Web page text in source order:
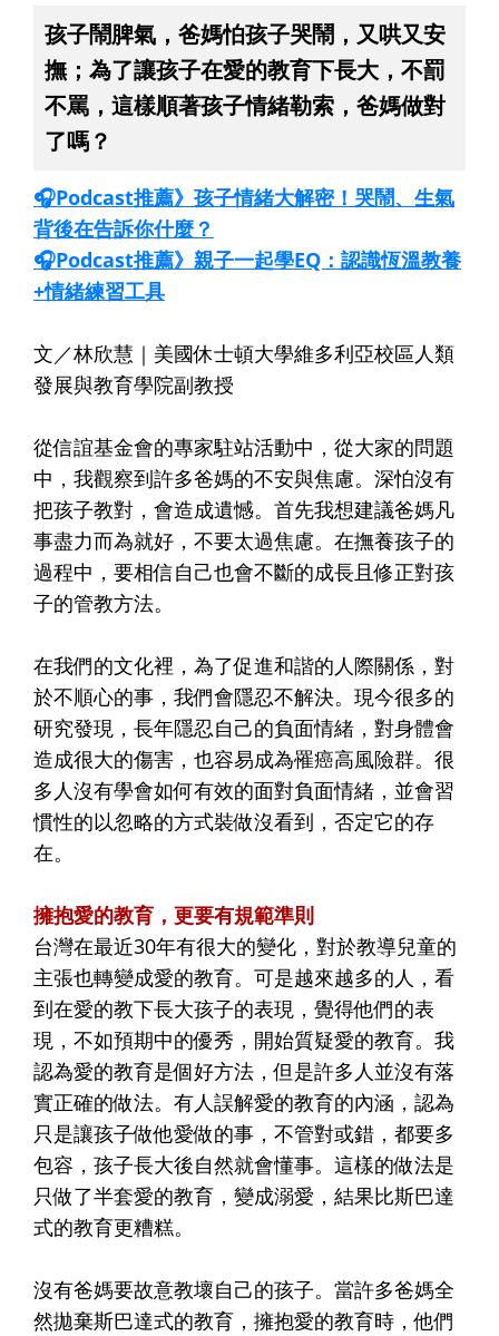
孩子鬧脾氣，爸媽怕孩子哭鬧，又哄又安
撫；為了讓孩子在愛的教育下長大，不罰
不罵，這樣順著孩子情緒勒索，爸媽做對
了嗎？
🎧Podcast推薦》孩子情緒大解密！哭鬧、生氣
背後在告訴你什麼？
🎧Podcast推薦》親子一起學EQ：認識恆溫教養
+情緒練習工具
文／林欣慧｜美國休士頓大學維多利亞校區人類
發展與教育學院副教授
從信誼基金會的專家駐站活動中，從大家的問題
中，我觀察到許多爸媽的不安與焦慮。深怕沒有
把孩子教對，會造成遺憾。首先我想建議爸媽凡
事盡力而為就好，不要太過焦慮。在撫養孩子的
過程中，要相信自己也會不斷的成長且修正對孩
子的管教方法。
在我們的文化裡，為了促進和諧的人際關係，對
於不順心的事，我們會隱忍不解決。現今很多的
研究發現，長年隱忍自己的負面情緒，對身體會
造成很大的傷害，也容易成為罹癌高風險群。很
多人沒有學會如何有效的面對負面情緒，並會習
慣性的以忽略的方式裝做沒看到，否定它的存
在。
擁抱愛的教育，更要有規範準則
台灣在最近30年有很大的變化，對於教導兒童的
主張也轉變成愛的教育。可是越來越多的人，看
到在愛的教下長大孩子的表現，覺得他們的表
現，不如預期中的優秀，開始質疑愛的教育。我
認為愛的教育是個好方法，但是許多人並沒有落
實正確的做法。有人誤解愛的教育的內涵，認為
只是讓孩子做他愛做的事，不管對或錯，都要多
包容，孩子長大後自然就會懂事。這樣的做法是
只做了半套愛的教育，變成溺愛，結果比斯巴達
式的教育更糟糕。
沒有爸媽要故意教壞自己的孩子。當許多爸媽全
然拋棄斯巴達式的教育，擁抱愛的教育時，他們